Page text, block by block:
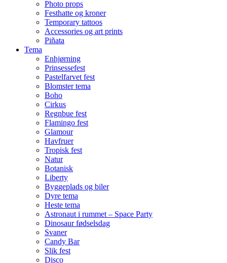
Photo props
Festhatte og kroner
Temporary tattoos
Accessories og art prints
Piñata
Tema
Enhjørning
Prinsessefest
Pastelfarvet fest
Blomster tema
Boho
Cirkus
Regnbue fest
Flamingo fest
Glamour
Havfruer
Tropisk fest
Natur
Botanisk
Liberty
Byggeplads og biler
Dyre tema
Heste tema
Astronaut i rummet – Space Party
Dinosaur fødselsdag
Svaner
Candy Bar
Slik fest
Disco